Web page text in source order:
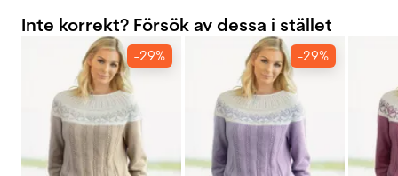
Inte korrekt? Försök av dessa i stället
-29% -29%